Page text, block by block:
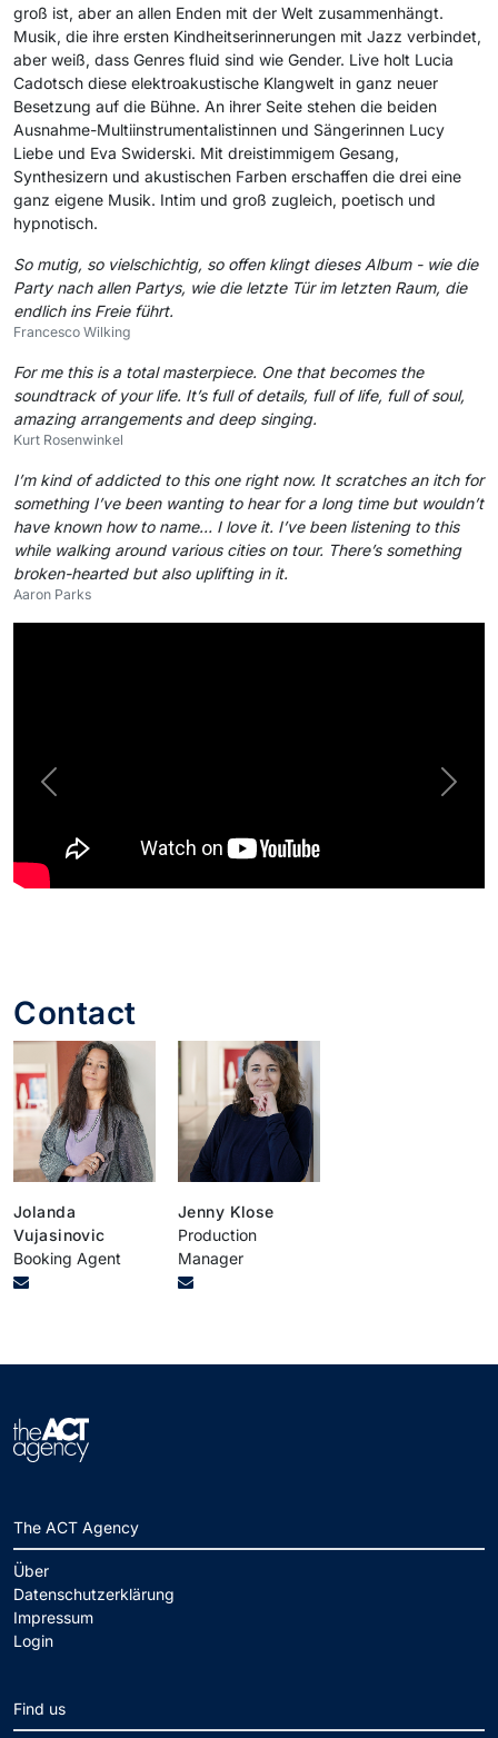
groß ist, aber an allen Enden mit der Welt zusammenhängt.
Musik, die ihre ersten Kindheitserinnerungen mit Jazz verbindet,
aber weiß, dass Genres fluid sind wie Gender. Live holt Lucia
Cadotsch diese elektroakustische Klangwelt in ganz neuer
Besetzung auf die Bühne. An ihrer Seite stehen die beiden
Ausnahme-Multiinstrumentalistinnen und Sängerinnen Lucy
Liebe und Eva Swiderski. Mit dreistimmigem Gesang,
Synthesizern und akustischen Farben erschaffen die drei eine
ganz eigene Musik. Intim und groß zugleich, poetisch und
hypnotisch.
So mutig, so vielschichtig, so offen klingt dieses Album - wie die
Party nach allen Partys, wie die letzte Tür im letzten Raum, die
endlich ins Freie führt.
Francesco Wilking
For me this is a total masterpiece. One that becomes the
soundtrack of your life. It’s full of details, full of life, full of soul,
amazing arrangements and deep singing.
Kurt Rosenwinkel
I’m kind of addicted to this one right now. It scratches an itch for
something I’ve been wanting to hear for a long time but wouldn’t
have known how to name… I love it. I’ve been listening to this
while walking around various cities on tour. There’s something
broken-hearted but also uplifting in it.
Aaron Parks
Previous Next
Contact
Jolanda
Vujasinovic
Booking Agent
Jenny Klose
Production
Manager
The ACT Agency
Über
Datenschutzerklärung
Impressum
Login
Find us